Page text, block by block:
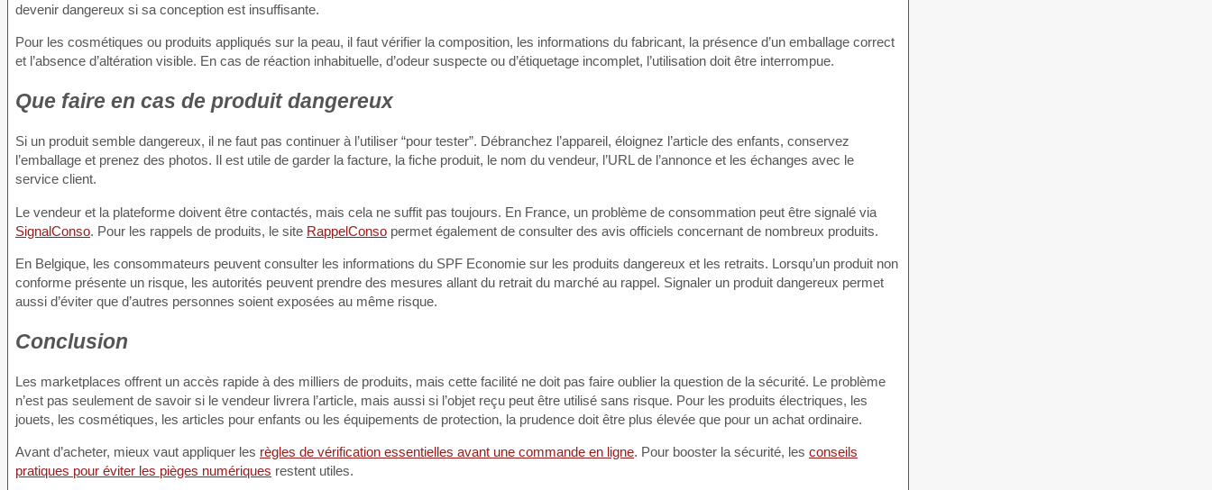
devenir dangereux si sa conception est insuffisante.
Pour les cosmétiques ou produits appliqués sur la peau, il faut vérifier la composition, les informations du fabricant, la présence d’un emballage correct
et l’absence d’altération visible. En cas de réaction inhabituelle, d’odeur suspecte ou d’étiquetage incomplet, l’utilisation doit être interrompue.
Que faire en cas de produit dangereux
Si un produit semble dangereux, il ne faut pas continuer à l’utiliser “pour tester”. Débranchez l’appareil, éloignez l’article des enfants, conservez
l’emballage et prenez des photos. Il est utile de garder la facture, la fiche produit, le nom du vendeur, l’URL de l’annonce et les échanges avec le
service client.
Le vendeur et la plateforme doivent être contactés, mais cela ne suffit pas toujours. En France, un problème de consommation peut être signalé via
SignalConso. Pour les rappels de produits, le site RappelConso permet également de consulter des avis officiels concernant de nombreux produits.
En Belgique, les consommateurs peuvent consulter les informations du SPF Economie sur les produits dangereux et les retraits. Lorsqu’un produit non
conforme présente un risque, les autorités peuvent prendre des mesures allant du retrait du marché au rappel. Signaler un produit dangereux permet
aussi d’éviter que d’autres personnes soient exposées au même risque.
Conclusion
Les marketplaces offrent un accès rapide à des milliers de produits, mais cette facilité ne doit pas faire oublier la question de la sécurité. Le problème
n’est pas seulement de savoir si le vendeur livrera l’article, mais aussi si l’objet reçu peut être utilisé sans risque. Pour les produits électriques, les
jouets, les cosmétiques, les articles pour enfants ou les équipements de protection, la prudence doit être plus élevée que pour un achat ordinaire.
Avant d’acheter, mieux vaut appliquer les règles de vérification essentielles avant une commande en ligne. Pour booster la sécurité, les conseils
pratiques pour éviter les pièges numériques restent utiles.